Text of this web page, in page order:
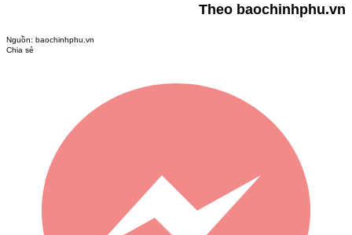
Theo baochinhphu.vn
Nguồn: baochinhphu.vn
Chia sẻ